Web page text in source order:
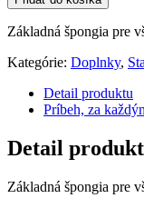
Základná špongia pre
Kategórie: Doplnky,
Detail produktu
Príbeh, za
Detail
Základná špongia pre